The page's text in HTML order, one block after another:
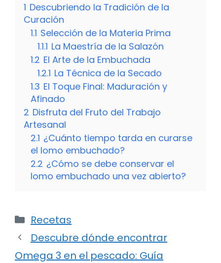
1 Descubriendo la Tradición de la
Curación
1.1 Selección de la Materia Prima
1.1.1 La Maestría de la Salazón
1.2 El Arte de la Embuchada
1.2.1 La Técnica de la Secado
1.3 El Toque Final: Maduración y
Afinado
2 Disfruta del Fruto del Trabajo
Artesanal
2.1 ¿Cuánto tiempo tarda en curarse
el lomo embuchado?
2.2 ¿Cómo se debe conservar el
lomo embuchado una vez abierto?
Categorías
Recetas
Descubre dónde encontrar
Omega 3 en el pescado: Guía